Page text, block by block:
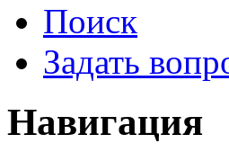
Поиск
Задать
Навигация